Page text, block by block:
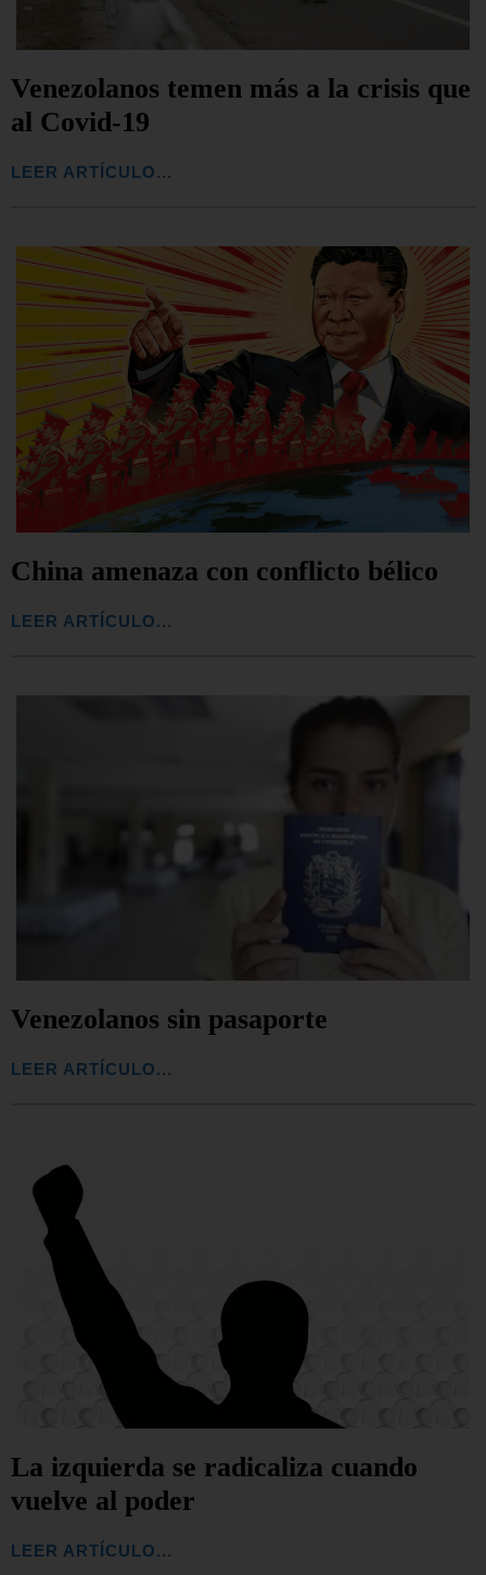
Venezolanos temen más a la crisis que
al Covid-19
LEER ARTÍCULO...
China amenaza con conflicto bélico
LEER ARTÍCULO...
Venezolanos sin pasaporte
LEER ARTÍCULO...
La izquierda se radicaliza cuando
vuelve al poder
LEER ARTÍCULO...